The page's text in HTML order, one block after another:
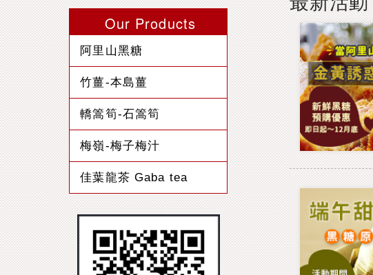
Our Products
阿里山黑糖
竹薑-本島薑
轎篙筍-石篙筍
梅嶺-梅子梅汁
佳葉龍茶 Gaba tea